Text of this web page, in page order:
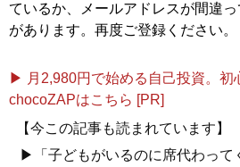
ているか、メールアドレスが間違
があります。再度ご登録ください。
▶ 月2,980円で始める自己投資。初
chocoZAPはこちら [PR]
【今この記事も読まれています】
▶「子どもがいるのに席代わって